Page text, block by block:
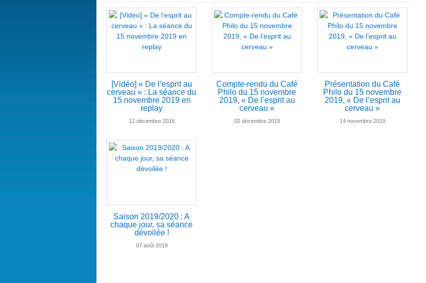
[Vidéo] « De l’esprit au
cerveau » : La séance du
15 novembre 2019 en
replay
12 décembre 2019
Compte-rendu du Café
Philo du 15 novembre
2019, « De l’esprit au
cerveau »
02 décembre 2019
Présentation du Café
Philo du 15 novembre
2019, « De l’esprit au
cerveau »
14 novembre 2019
Saison 2019/2020 : A
chaque jour, sa séance
dévoilée !
07 août 2019